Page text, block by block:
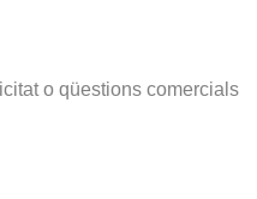
o qüestions comercials